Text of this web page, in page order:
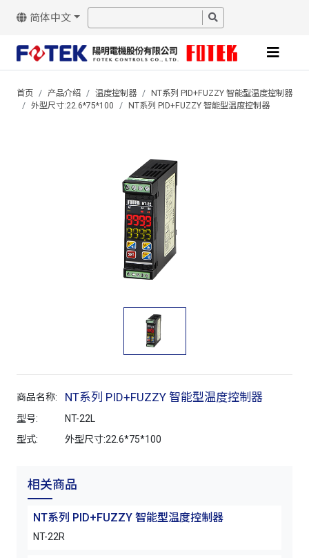
简体中文
首页 产品介绍 温度控制器
NT系列 PID+FUZZY 智能型温度控制器
外型尺寸:22.6*75*100
NT系列 PID+FUZZY 智能型温度控制器
商品名称: NT系列 PID+FUZZY 智能型温度控制器
型号:
NT-22L
型式:
外型尺寸:22.6*75*100
相关商品
NT系列 PID+FUZZY 智能型温度控制器
NT-22R